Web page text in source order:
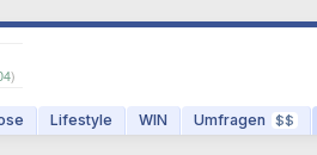
)
Lifestyle WIN Umfragen $$